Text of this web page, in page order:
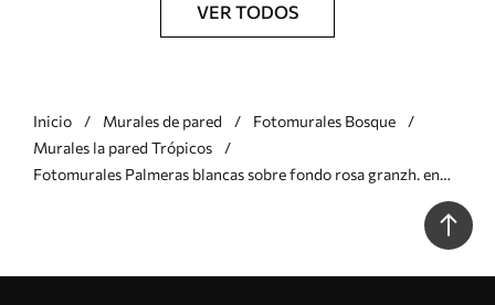
VER TODOS
Inicio Murales de pared
Fotomurales Bosque
Murales la pared Trópicos
Fotomurales Palmeras blancas sobre fondo rosa granzh. en